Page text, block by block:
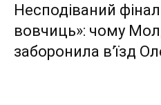
Несподіваний
вовчиць»: чому
заборонила в’їзд